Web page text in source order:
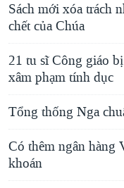
Sách mới xóa trách
chết của Chúa
21 tu sĩ Công giáo
xâm phạm tính dục
Tổng thống Nga
Có thêm ngân hàng
khoán